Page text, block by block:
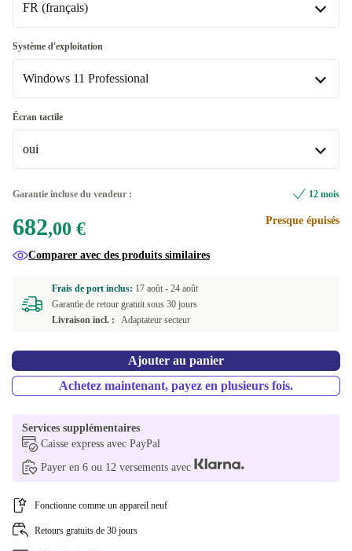
1000 GB +77,00 €
2000 GB
FR (français)
FR (français)
Disponible dans d'autres variantes
IT (italien)
US (anglais américain)
Système d'exploitation
Windows 11 Professional
Windows 11 Professional
Disponible dans d'autres variantes
Windows 11 Home
Écran tactile
oui
Garantie incluse du vendeur : 12 mois
682,00 € Presque épuisés
Comparer avec des produits similaires
Frais de port inclus: 17 août - 24 août
Garantie de retour gratuit sous 30 jours
Livraison incl. :
Adaptateur secteur
Ajouter au panier
Achetez maintenant, payez en plusieurs fois.
Services supplémentaires
Caisse express avec PayPal
Payer en 6 ou 12 versements avec
Fonctionne comme un appareil neuf
Retours gratuits de 30 jours